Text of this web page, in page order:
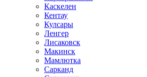
Каскелен
Кентау
Кулсары
Ленгер
Лисаковск
Макинск
Мамлютка
Сарканд